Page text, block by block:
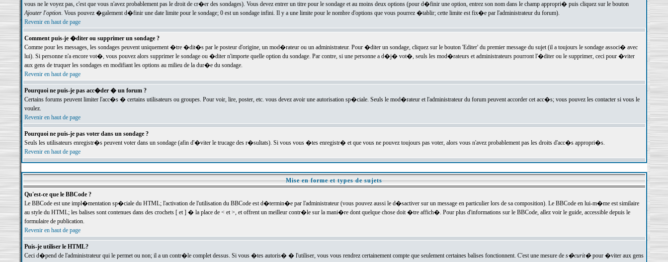
vous ne le voyez pas, c'est que vous n'avez probablement pas le droit de cr�er des sondages). Vous devez entrer un titre pour le sondage et au moins deux options (pour d�finir une option, entrez son nom dans le champ appropri� puis cliquez sur le bouton
Ajouter l'option. Vous pouvez �galement d�finir une date limite pour le sondage; 0 est un sondage infini. Il y a une limite pour le nombre d'options que vous pourrez �tablir; cette limite est fix�e par l'administrateur du forum).
Revenir en haut de page
Comment puis-je �diter ou supprimer un sondage ?
Comme pour les messages, les sondages peuvent uniquement �tre �dit�s par le posteur d'origine, un mod�rateur ou un administrateur. Pour �diter un sondage, cliquez sur le bouton 'Editer' du premier message du sujet (il a toujours le sondage associ� avec
lui). Si personne n'a encore vot�, vous pouvez alors supprimer le sondage ou �diter n'importe quelle option du sondage. Par contre, si une personne a d�j� vot�, seuls les mod�rateurs et administrateurs pourront l'�diter ou le supprimer, ceci pour �viter
aux gens de truquer les sondages en modifiant les options au milieu de la dur�e du sondage.
Revenir en haut de page
Pourquoi ne puis-je pas acc�der � un forum ?
Certains forums peuvent limiter l'acc�s � certains utilisateurs ou groupes. Pour voir, lire, poster, etc. vous devez avoir une autorisation sp�ciale. Seuls le mod�rateur et l'administrateur du forum peuvent accorder cet acc�s; vous pouvez les contacter si vous le
voulez.
Revenir en haut de page
Pourquoi ne puis-je pas voter dans un sondage ?
Seuls les utilisateurs enregistr�s peuvent voter dans un sondage (afin d'�viter le trucage des r�sultats). Si vous vous �tes enregistr� et que vous ne pouvez toujours pas voter, alors vous n'avez probablement pas les droits d'acc�s appropri�s.
Revenir en haut de page
Mise en forme et types de sujets
Qu'est-ce que le BBCode ?
Le BBCode est une impl�mentation sp�ciale du HTML; l'activation de l'utilisation du BBCode est d�termin�e par l'administrateur (vous pouvez aussi le d�sactiver sur un message en particulier lors de sa composition). Le BBCode en lui-m�me est similaire
au style du HTML; les balises sont contenues dans des crochets [ et ] � la place de < et >, et offrent un meilleur contr�le sur la mani�re dont quelque chose doit �tre affich�. Pour plus d'informations sur le BBCode, allez voir le guide, accessible depuis le
formulaire de publication.
Revenir en haut de page
Puis-je utiliser le HTML?
Ceci d�pend de l'administrateur qui le permet ou non; il a un contr�le complet dessus. Si vous �tes autoris� � l'utiliser, vous vous rendrez certainement compte que seulement certaines balises fonctionnent. C'est une mesure de s�curit�pour �viter aux gens